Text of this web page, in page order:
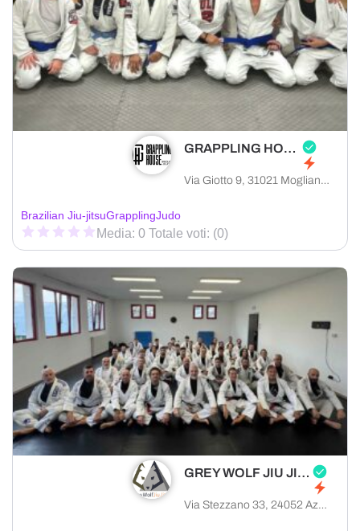
GRAPPLING HOUSE
Via Giotto 9, 31021 Mogliano Veneto provincia di Treviso, Italia
Brazilian Jiu-jitsuGrapplingJudo
Media: 0 Totale voti: (0)
GREY WOLF JIU JITSU BERGAMO
Via Stezzano 33, 24052 Azzano San Paolo provincia di Bergamo, Italia